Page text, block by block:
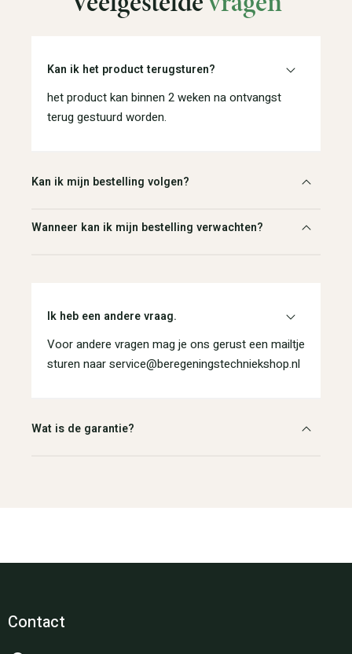
Kan ik het product terugsturen?
het product kan binnen 2 weken na ontvangst
terug gestuurd worden.
Kan ik mijn bestelling volgen?
Wanneer kan ik mijn bestelling verwachten?
Ik heb een andere vraag.
Voor andere vragen mag je ons gerust een mailtje
sturen naar service@beregeningstechniekshop.nl
Wat is de garantie?
Contact